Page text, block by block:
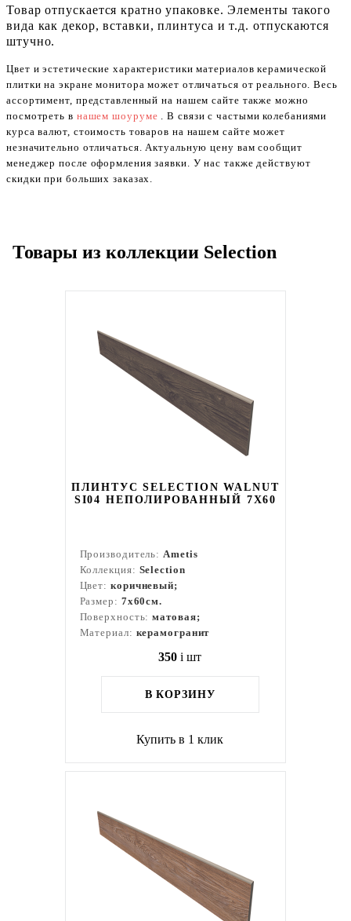
Товар отпускается кратно упаковке. Элементы такого
вида как декор, вставки, плинтуса и т.д. отпускаются
штучно.
Цвет и эстетические характеристики материалов керамической
плитки на экране монитора может отличаться от реального. Весь
ассортимент, представленный на нашем сайте также можно
посмотреть в нашем шоуруме . В связи с частыми колебаниями
курса валют, стоимость товаров на нашем сайте может
незначительно отличаться. Актуальную цену вам сообщит
менеджер после оформления заявки. У нас также действуют
скидки при больших заказах.
Товары из коллекции Selection
ПЛИНТУС SELECTION WALNUT
SI04 НЕПОЛИРОВАННЫЙ 7X60
Производитель:Ametis
Коллекция: Selection
Цвет: коричневый;
Размер: 7x60см.
Поверхность:матовая;
Материал: керамогранит
350 i шт
В КОРЗИНУ
Купить в 1 клик